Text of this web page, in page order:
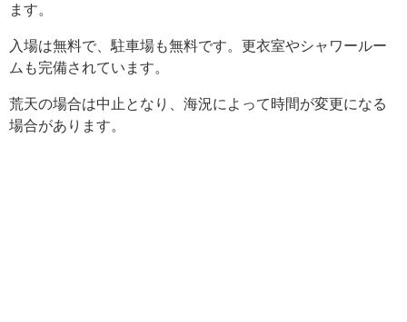
ます。
入場は無料で、駐車場も無料です。更衣室やシャワールー
ムも完備されています。
荒天の場合は中止となり、海況によって時間が変更になる
場合があります。